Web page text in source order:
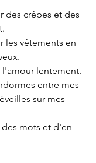
des crêpes et des
les vêtements en
lentement.
entre mes
sur mes
mots et d'en